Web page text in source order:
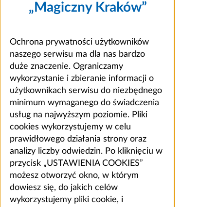
„Magiczny Kraków”
Ochrona prywatności użytkowników
naszego serwisu ma dla nas bardzo
duże znaczenie. Ograniczamy
wykorzystanie i zbieranie informacji o
użytkownikach serwisu do niezbędnego
minimum wymaganego do świadczenia
usług na najwyższym poziomie. Pliki
cookies wykorzystujemy w celu
prawidłowego działania strony oraz
analizy liczby odwiedzin. Po kliknięciu w
przycisk „USTAWIENIA COOKIES”
możesz otworzyć okno, w którym
dowiesz się, do jakich celów
wykorzystujemy pliki cookie, i